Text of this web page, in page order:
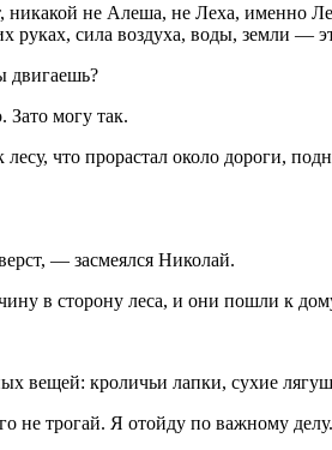
не Алеша, не Леха, именно
руках, сила воздуха, воды, земли —
двигаешь?
могу так.
лесу, что прорастал около дороги,
— засмеялся Николай.
в сторону леса, и они пошли к
вещей: кроличьи лапки, сухие
не трогай. Я отойду по важному